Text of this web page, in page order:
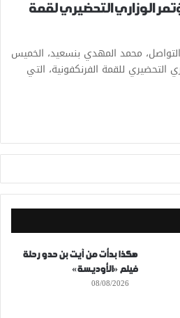
الوزاري التحضيري لقمة
محمد المهدي بنسعيد، الخميس
التحضيري للقمة الفرنكفونية، التي
هكذا بدأت من آيت بن حدو رحلة
فيلم «الأوديسة»
08/08/2026